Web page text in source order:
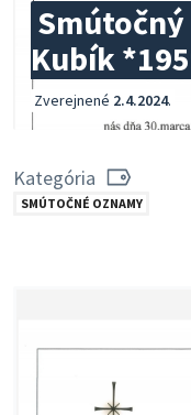
Kubík
Zverejnené 2.4.2024.
Kategória
SMÚTOČNÉ OZNAMY